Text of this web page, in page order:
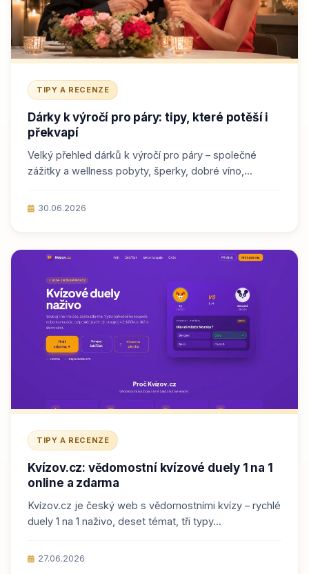
TIPY A RECENZE
Dárky k výročí pro páry: tipy, které potěší i
překvapí
Velký přehled dárků k výročí pro páry – společné
zážitky a wellness pobyty, šperky, dobré víno,...
30.06.2026
TIPY A RECENZE
Kvízov.cz: vědomostní kvízové duely 1 na 1
online a zdarma
Kvízov.cz je český web s vědomostními kvízy – rychlé
duely 1 na 1 naživo, deset témat, tři typy...
27.06.2026